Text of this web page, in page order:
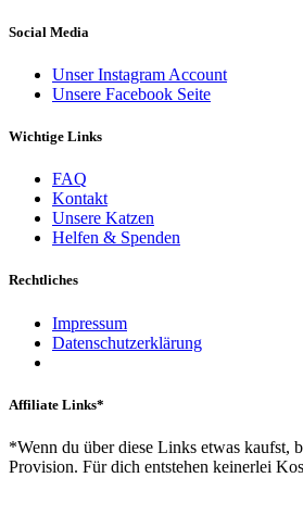
Social Media
Unser Instagram Account
Unsere Facebook Seite
Wichtige Links
FAQ
Kontakt
Unsere Katzen
Helfen & Spenden
Rechtliches
Impressum
Datenschutzerklärung
Affiliate Links*
*Wenn du über diese Links etwas kaufst,
Provision. Für dich entstehen keinerlei